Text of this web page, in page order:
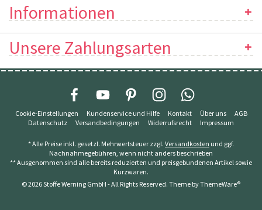
Informationen
Unsere Zahlungsarten
Cookie-Einstellungen Kundenservice und Hilfe Kontakt Über uns
AGB
Datenschutz
Versandbedingungen Widerrufsrecht Impressum
* Alle Preise inkl. gesetzl. Mehrwertsteuer zzgl. Versandkosten und ggf.
Nachnahmegebühren, wenn nicht anders beschrieben
** Ausgenommen sind alle bereits reduzierten und preisgebundenen Artikel sowie
Kurzwaren.
© 2026 Stoffe Werning GmbH - All Rights Reserved. Theme byThemeWare®